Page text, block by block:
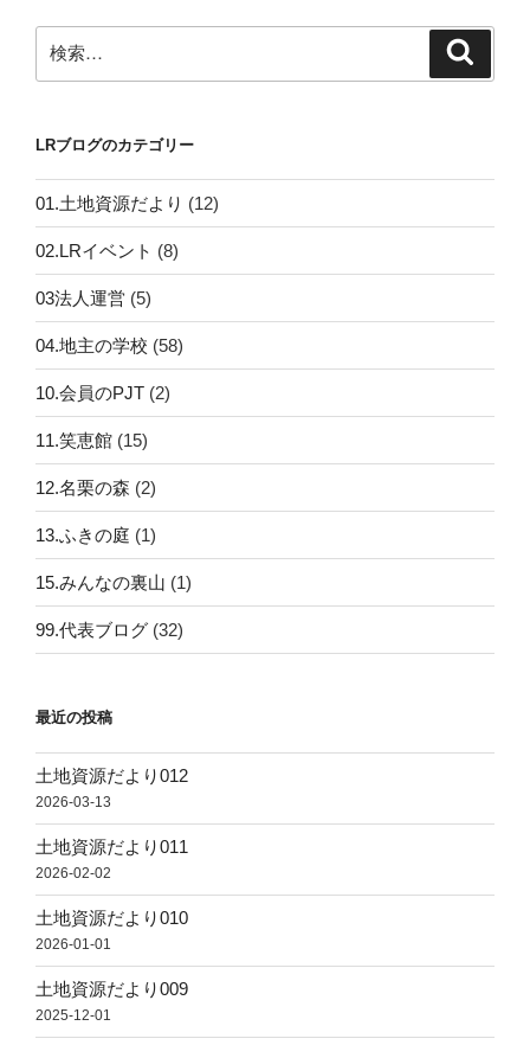
ー
シ
索:
LRブログのカテゴリー
01.土地資源だより (12)
02.LRイベント (8)
03法人運営 (5)
04.地主の学校 (58)
10.会員のPJT (2)
11.笑恵館 (15)
12.名栗の森 (2)
13.ふきの庭 (1)
15.みんなの裏山 (1)
99.代表ブログ (32)
最近の投稿
土地資源だより012
2026-03-13
土地資源だより011
2026-02-02
土地資源だより010
2026-01-01
土地資源だより009
2025-12-01